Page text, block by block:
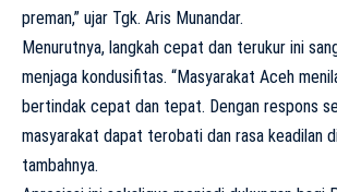
preman,” ujar Tgk. Aris Munandar.
Menurutnya, langkah cepat dan terukur ini
menjaga kondusifitas. “Masyarakat Aceh
bertindak cepat dan tepat. Dengan respons
masyarakat dapat terobati dan rasa keadilan
tambahnya.